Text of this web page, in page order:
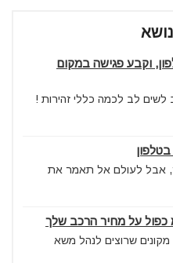
וקבע פגישה במקום
לב לכמה כללי זהירות !
אבל לעולם אל תאמר את
כפול על מחיר הרכב שלך
שרוצים לנהל משא